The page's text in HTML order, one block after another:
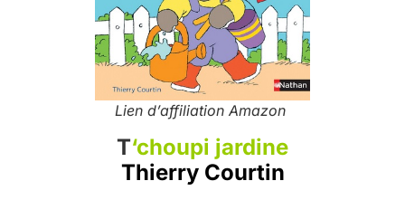
Lien d’affiliation Amazon
T‘choupi jardine
Thierry Courtin